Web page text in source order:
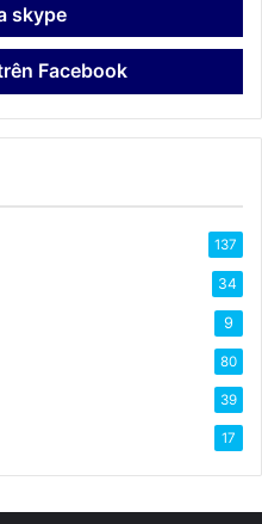
skype
Facebook
137
34
9
80
39
17